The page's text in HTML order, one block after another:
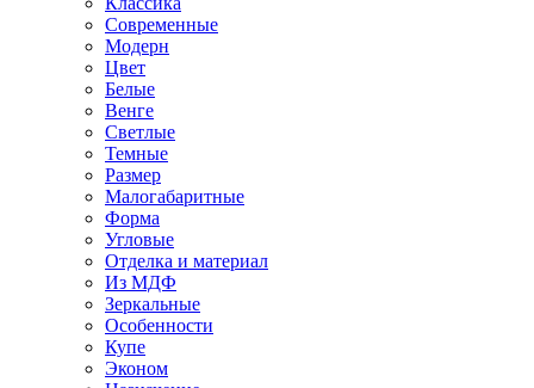
Современные
Модерн
Цвет
Белые
Венге
Светлые
Темные
Размер
Малогабаритные
Форма
Угловые
Отделка и материал
Из МДФ
Зеркальные
Особенности
Купе
Эконом